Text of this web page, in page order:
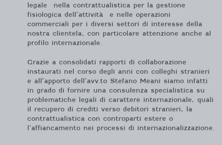
legale nella contrattualistica per la gestione
fisiologica dell’attività e nelle operazioni
commerciali per i diversi settori di interesse della
nostra clientela, con particolare attenzione anche al
profilo internazionale.
Grazie a consolidati rapporti di collaborazione
instaurati nel corso degli anni con colleghi stranieri
e all’apporto dell’avv.to Stefano Meani siamo infatti
in grado di fornire una consulenza specialistica su
problematiche legali di carattere internazionale, quali
il recupero di crediti verso debitori stranieri, la
contrattualistica con controparti estere o
l’affiancamento nei processi di internazionalizzazione.